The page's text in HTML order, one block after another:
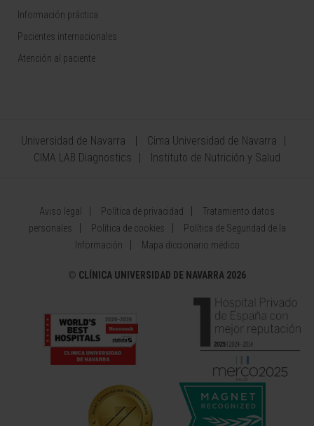
Información práctica
Pacientes internacionales
Atención al paciente
Universidad de Navarra
Cima Universidad de Navarra
CIMA LAB Diagnostics
Instituto de Nutrición y Salud
Aviso legal Política de privacidad
Tratamiento datos
personales
Política de cookies
Política de Seguridad de la
Información
Mapa diccionario médico
© CLÍNICA UNIVERSIDAD DE NAVARRA 2026